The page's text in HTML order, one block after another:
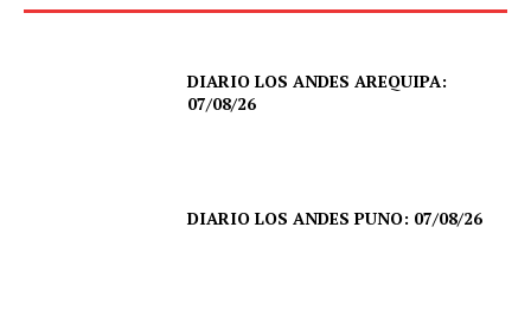
DIARIO LOS ANDES AREQUIPA:
07/08/26
DIARIO LOS ANDES PUNO: 07/08/26